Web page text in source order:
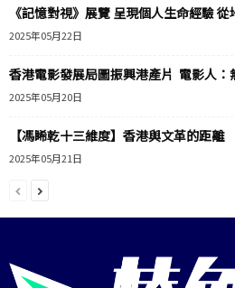
《記憶對視》展覽 呈現個人生命經驗
2025年05月22日
香港電影發展局圖振興港產片 電影人：
2025年05月20日
【馮睎乾十三維度】香港與文革的距離
2025年05月21日